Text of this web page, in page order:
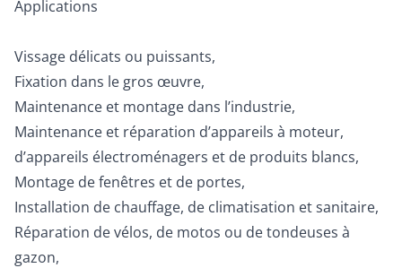
Applications
Vissage délicats ou puissants,
Fixation dans le gros œuvre,
Maintenance et montage dans l’industrie,
Maintenance et réparation d’appareils à moteur,
d’appareils électroménagers et de produits blancs,
Montage de fenêtres et de portes,
Installation de chauffage, de climatisation et sanitaire,
Réparation de vélos, de motos ou de tondeuses à
gazon,